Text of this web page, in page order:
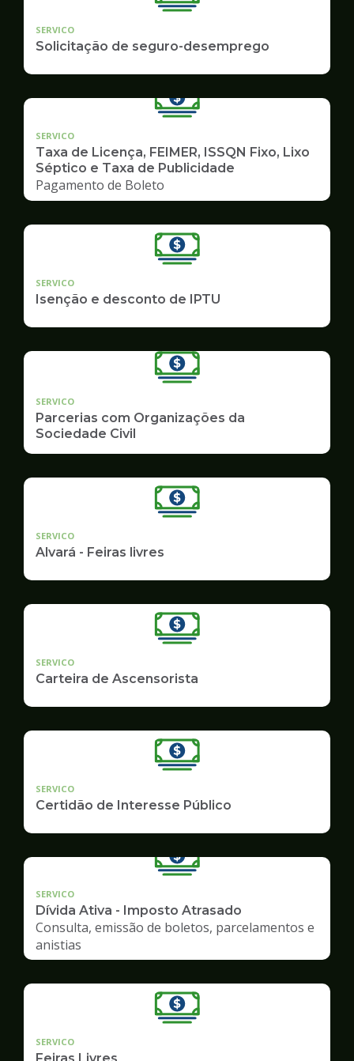
SERVICO
Solicitação de seguro-desemprego
SERVICO
Taxa de Licença, FEIMER, ISSQN Fixo, Lixo
Séptico e Taxa de Publicidade
Pagamento de Boleto
SERVICO
Isenção e desconto de IPTU
SERVICO
Parcerias com Organizações da
Sociedade Civil
SERVICO
Alvará - Feiras livres
SERVICO
Carteira de Ascensorista
SERVICO
Certidão de Interesse Público
SERVICO
Dívida Ativa - Imposto Atrasado
Consulta, emissão de boletos, parcelamentos e
anistias
SERVICO